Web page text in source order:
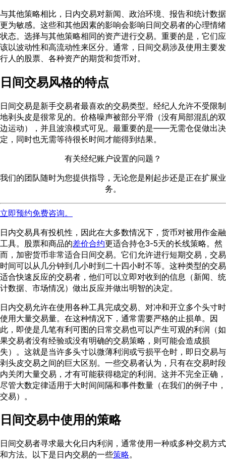
与其他策略相比，日内交易对新闻、政治环境、报告和统计数据
更为敏感。这些和其他因素的影响会影响日间交易者的心理情绪
状态。选择与其他策略相同的资产进行交易。重要的是，它们应
该以波动性和高流动性来区分。通常，日间交易涉及使用主要发
行人的股票、各种资产的期货和货币对。
日间交易风格的特点
日间交易是新手交易者最喜欢的交易类型。经纪人允许不受限制
地剥头皮是很常见的。价格噪声被部分平滑（没有局部混乱的双
边运动），并且波浪模式可见。最重要的是——无需仓促做出决
定，同时也无需等待很长时间才能得到结果。
有关经纪账户设置的问题？
我们的团队随时为您提供指导，无论您是刚起步还是正在扩展业
务。
立即预约免费咨询。
日内交易具有投机性，因此在大多数情况下，货币对被用作金融
工具。股票和商品的差价合约更适合持仓3-5天的长线策略。然
而，加密货币非常适合日间交易。它们允许进行短期交易，交易
时间可以从几分钟到几小时到二十四小时不等。这种类型的交易
适合快速反应的交易者，他们可以立即对收到的信息（新闻、统
计数据、市场情况）做出反应并做出明智的决定。
日内交易允许在使用各种工具完成交易、对冲和开立多个头寸时
使用大量交易量。在这种情况下，通常需要严格的止损单。因
此，即使是几笔有利可图的日常交易也可以产生可观的利润（如
果交易者没有经验或没有明确的交易策略，则可能会造成损
失）。这就是当许多头寸以微薄利润或亏损平仓时，即日交易与
剥头皮交易之间的巨大区别。一些交易者认为，只有在交易时段
内关闭大量交易，才有可能获得稳定的利润。这并不完全正确，
尽管大数定律适用于大时间间隔和事件数量（在我们的例子中，
交易）。
日间交易中使用的策略
日间交易者寻求最大化日内利润，通常使用一种或多种交易方式
和方法。以下是日内交易的一些策略。